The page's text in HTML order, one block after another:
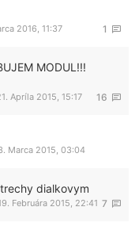
1
2016, 11:37
MODUL!!!
16
Apríla 2015, 15:17
Marca 2015, 03:04
dialkovym
7
Februára 2015, 22:41